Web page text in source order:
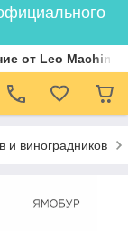
от Leo
и виноградников